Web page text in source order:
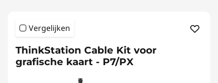
Vergelijken
ThinkStation Cable Kit voor
grafische kaart - P7/PX